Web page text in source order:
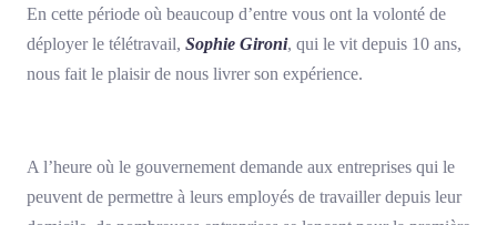
En cette période où beaucoup d’entre vous ont la volonté de
déployer le télétravail, Sophie Gironi, qui le vit depuis 10 ans,
nous fait le plaisir de nous livrer son expérience.
A l’heure où le gouvernement demande aux entreprises qui le
peuvent de permettre à leurs employés de travailler depuis leur